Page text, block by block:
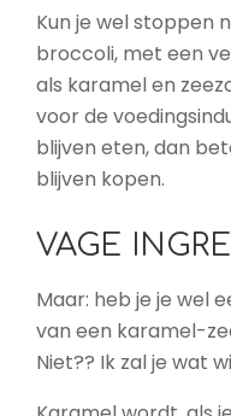
Kun je wel stoppen
broccoli, met een
als karamel en
voor de
blijven eten, dan
blijven kopen.
VAGE
Maar: heb je je wel
van een karamel-
Niet?? Ik zal je wat